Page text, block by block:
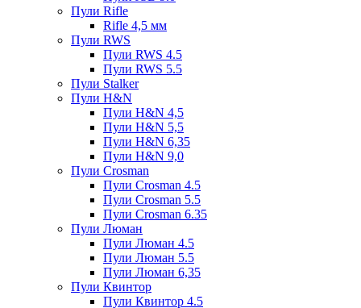
Пули Rifle
Rifle 4,5 мм
Пули RWS
Пули RWS 4.5
Пули RWS 5.5
Пули Stalker
Пули H&N
Пули H&N 4,5
Пули H&N 5,5
Пули H&N 6,35
Пули H&N 9,0
Пули Crosman
Пули Crosman 4.5
Пули Crosman 5.5
Пули Crosman 6.35
Пули Люман
Пули Люман 4.5
Пули Люман 5.5
Пули Люман 6,35
Пули Квинтор
Пули Квинтор 4.5